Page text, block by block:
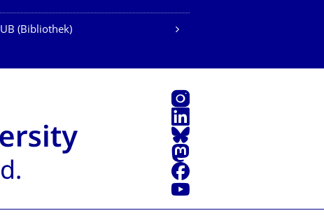
(Bibliothek)
Instagram
LinkedIn
Bluesky
Mastodon
Facebook
Youtube